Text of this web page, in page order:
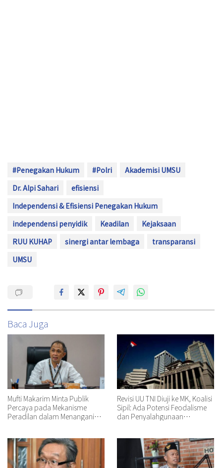
#Penegakan Hukum #Polri
Akademisi UMSU
Dr. Alpi Sahari
efisiensi
Independensi & Efisiensi Penegakan Hukum
independensi penyidik
Keadilan
Kejaksaan
RUU KUHAP
sinergi antar lembaga
transparansi
UMSU
Baca Juga
Mufti Makarim Minta Publik
Percaya pada Mekanisme
Peradilan dalam Menangani
Revisi UU TNI Diuji ke MK, Koalisi
Sipil: Ada Potensi Feodalisme
dan Penyalahgunaan